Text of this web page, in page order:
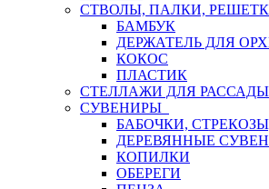
СТВОЛЫ, ПАЛКИ,
БАМБУК
ДЕРЖАТЕЛЬ ДЛЯ
КОКОС
ПЛАСТИК
СТЕЛЛАЖИ ДЛЯ РАССАДЫ
СУВЕНИРЫ
БАБОЧКИ,
ДЕРЕВЯННЫЕ
КОПИЛКИ
ОБЕРЕГИ